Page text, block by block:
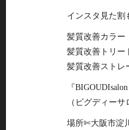
インスタ見た割
髪質改善カラー
髪質改善トリー
髪質改善ストレ
『
（ビグディーサ
場所✄大阪市淀